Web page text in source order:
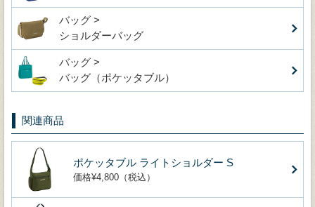
バッグ >
ショルダーバッグ
バッグ >
バッグ（ポケッタブル）
関連商品
ポケッタブル ライトショルダー S
価格¥4,800（税込）